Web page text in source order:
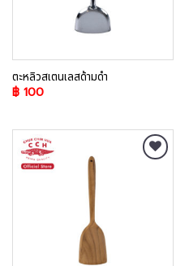
ตะหลิวสเตนเลสด้ามดำ
฿100